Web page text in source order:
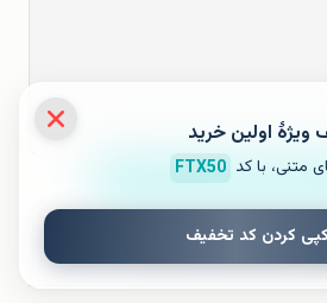
ثبت نظر
کتاب ثبت نشده است.
متنی، با کد FTX50
کپی کردن کد تخفیف